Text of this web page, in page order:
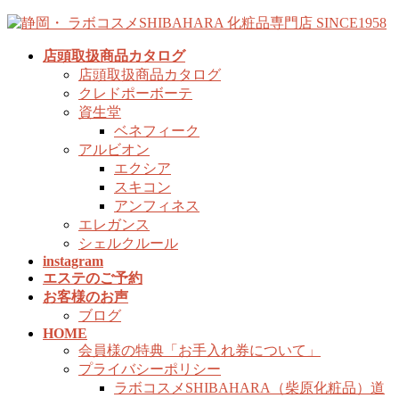
コ
ナ
店頭取扱商品カタログ
店頭取扱商品カタログ
クレドポーボーテ
資生堂
ベネフィーク
アルビオン
エクシア
スキコン
アンフィネス
エレガンス
シェルクルール
instagram
エステのご予約
お客様のお声
ブログ
HOME
会員様の特典「お手入れ券について」
プライバシーポリシー
ラボコスメSHIBAHARA（柴原化粧品）道